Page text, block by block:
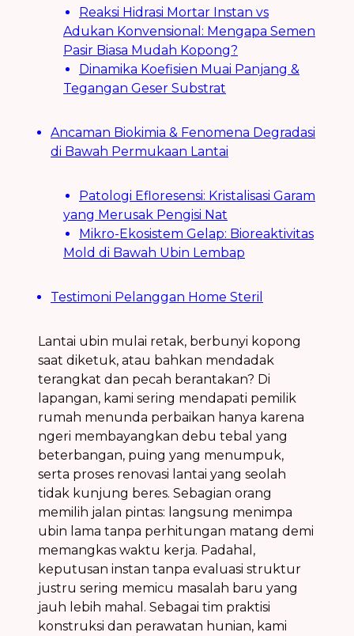
Reaksi Hidrasi Mortar Instan vs
Adukan Konvensional: Mengapa Semen
Pasir Biasa Mudah Kopong?
Dinamika Koefisien Muai Panjang &
Tegangan Geser Substrat
Ancaman Biokimia & Fenomena Degradasi
di Bawah Permukaan Lantai
Patologi Efloresensi: Kristalisasi Garam
yang Merusak Pengisi Nat
Mikro-Ekosistem Gelap: Bioreaktivitas
Mold di Bawah Ubin Lembap
Testimoni Pelanggan Home Steril
Lantai ubin mulai retak, berbunyi kopong
saat diketuk, atau bahkan mendadak
terangkat dan pecah berantakan? Di
lapangan, kami sering mendapati pemilik
rumah menunda perbaikan hanya karena
ngeri membayangkan debu tebal yang
beterbangan, puing yang menumpuk,
serta proses renovasi lantai yang seolah
tidak kunjung beres. Sebagian orang
memilih jalan pintas: langsung menimpa
ubin lama tanpa perhitungan matang demi
memangkas waktu kerja. Padahal,
keputusan instan tanpa evaluasi struktur
justru sering memicu masalah baru yang
jauh lebih mahal. Sebagai tim praktisi
konstruksi dan perawatan hunian, kami